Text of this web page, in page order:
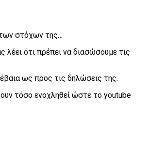
των στόχων της…
ότι πρέπει να διασώσουμε τις
ως προς τις δηλώσεις της.
τόσο ενοχληθεί ώστε το youtube